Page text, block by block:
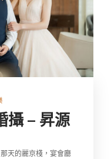
攝 – 昇源
天的麗京棧，宴會廳